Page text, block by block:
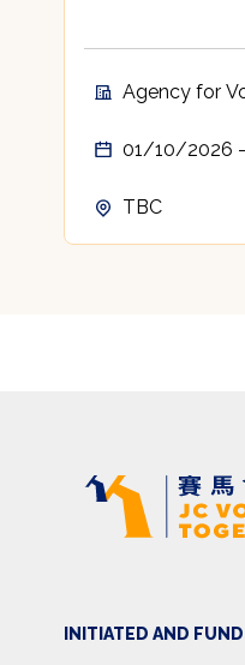
Agency for
01/10/2026
TBC
INITIATED AND